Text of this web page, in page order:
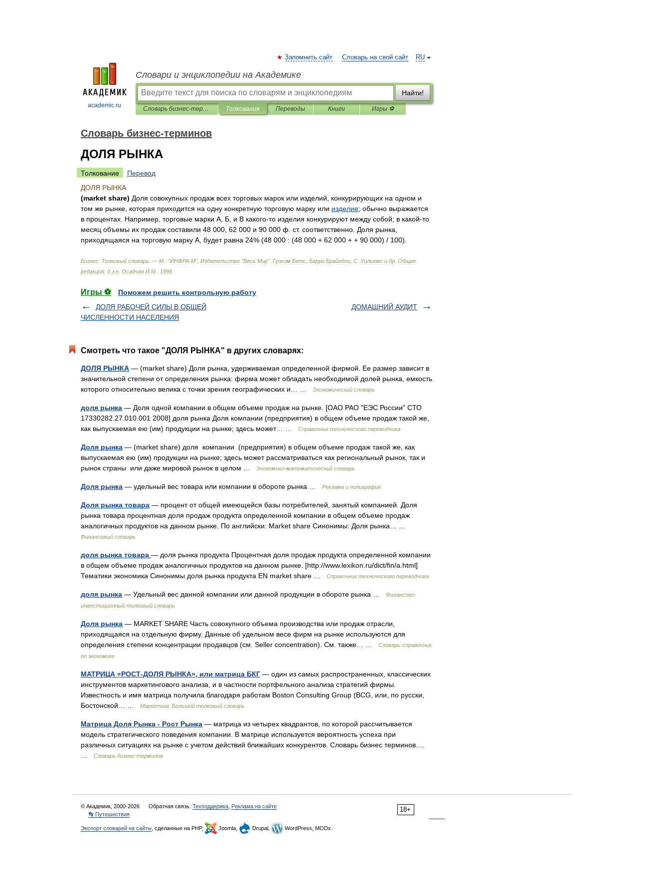
academic.ru
RU
Запомнить сайт Словарь на свой сайт
Словари и энциклопедии на Академике
Найти!
Словарь бизнес-терминов Толкования Переводы Книги Игры ⚽
Словарь бизнес-терминов
ДОЛЯ РЫНКА
Толкование
Перевод
ДОЛЯ РЫНКА
(market share) Доля совокупных продаж всех торговых марок или изделий конкурирующих на одном и
том же рынке которая приходится на одну конкретную торговую марку или изделие; обычно выражается
в процентах Например торговые марки А Б и В какого-то изделия конкурируют между собой; в какой-то
месяц объемы их продаж составили 48 000 62 000 и 90 000 ф ст. соответственно Доля рынка
приходящаяся на торговую марку А будет равна 24% (48 000 : (48 000 + 62 000 + + 90 000) / 100).
Бизнес Толковый словарь . — М : "ИНФРА-М", Издательство "Весь Мир". Грэхэм Бетс Барри Брайндли С Уильямс и др Общая
редакция: д э н Осадчая И М 1998
Игры ⚽
Поможем решить контрольную работу
ДОЛЯ РАБОЧЕЙ СИЛЫ В ОБЩЕЙ
ЧИСЛЕННОСТИ НАСЕЛЕНИЯ
ДОМАШНИЙ АУДИТ
Смотреть что такое "ДОЛЯ РЫНКА" в других словарях:
ДОЛЯ РЫНКА — (market share) Доля рынка, удерживаемая определенной фирмой. Ее размер зависит в
значительной степени от определения рынка: фирма может обладать необходимой долей рынка, емкость
которого относительно велика с точки зрения географических и… …
Экономический словарь
доля рынка — Доля одной компании в общем объеме продаж на рынке. [ОАО РАО "ЕЭС России" СТО
17330282.27.010.001 2008] доля рынка Доля компании (предприятия) в общем объеме продаж такой же,
как выпускаемая ею (им) продукции на рынке; здесь может… …
Справочник технического переводчика
Доля рынка — (market share) доля компании (предприятия) в общем объеме продаж такой же, как
выпускаемая ею (им) продукции на рынке; здесь может рассматриваться как региональный рынок, так и
рынок страны или даже мировой рынок в целом …
Экономико-математический словарь
Доля рынка — удельный вес товара или компании в обороте рынка … Реклама и полиграфия
Доля рынка товара — процент от общей имеющейся базы потребителей, занятый компанией. Доля
рынка товара процентная доля продаж продукта определенной компании в общем объеме продаж
аналогичных продуктов на данном рынке. По английски: Market share Синонимы: Доля рынка… …
Финансовый словарь
доля рынка товара — доля рынка продукта Процентная доля продаж продукта определенной компании
в общем объеме продаж аналогичных продуктов на данном рынке. [http://www.lexikon.ru/dict/fin/a.html]
Тематики экономика Синонимы доля рынка продукта EN market share …
Справочник технического переводчика
доля рынка — Удельный вес данной компании или данной продукции в обороте рынка …
Финансово-
инвестиционный толковый словарь
Доля рынка — MARKET SHARE Часть совокупного объема производства или продаж отрасли,
приходящаяся на отдельную фирму. Данные об удельном весе фирм на рынке используются для
определения степени концентрации продавцов (см. Seller concentration). См. также… …
Словарь-справочник
по экономике
МАТРИЦА «РОСТ-ДОЛЯ РЫНКА», или матрица БКГ — один из самых распространенных, классических
инструментов маркетингового анализа, и в частности портфельного анализа стратегий фирмы.
Известность и имя матрица получила благодаря работам Boston Consulting Group (BCG, или, по русски,
Бостонской… …
Маркетинг. Большой толковый словарь
Матрица Доля Рынка - Рост Рынка — матрица из четырех квадрантов, по которой рассчитывается
модель стратегического поведения компании. В матрице используется вероятность успеха при
различных ситуациях на рынке с учетом действий ближайших конкурентов. Словарь бизнес терминов.…
Словарь бизнес-терминов
18+
© Академик, 2000-2026 Обратная связь: Техподдержка Реклама на сайте
👣 Путешествия
Экспорт словарей на сайты , сделанные на PHP, Joomla, Drupal, WordPress, MODx.